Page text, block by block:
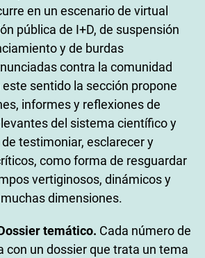
en un escenario de virtual
pública de I+D, de suspensión
y de burdas
contra la comunidad
sentido la sección propone
informes y reflexiones de
del sistema científico y
testimoniar, esclarecer y
como forma de resguardar
vertiginosos, dinámicos y
dimensiones.
temático. Cada número de
con un dossier que trata un tema